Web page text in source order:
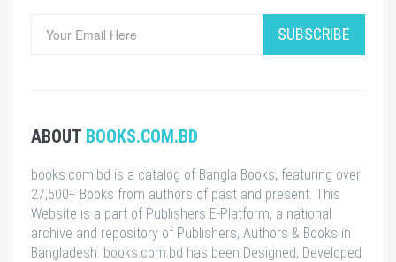
SUBSCRIBE
ABOUT BOOKS.COM.BD
books.com.bd is a catalog of Bangla Books, featuring over
27,500+ Books from authors of past and present. This
Website is a part of Publishers E-Platform, a national
archive and repository of Publishers, Authors & Books in
Bangladesh. books.com.bd has been Designed, Developed